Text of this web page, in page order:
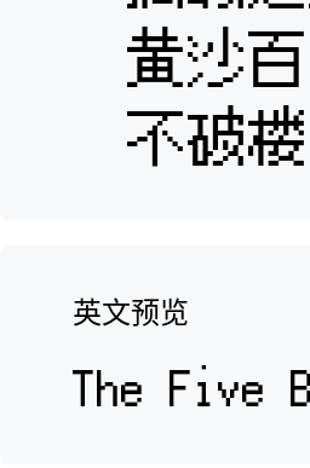
英文预览